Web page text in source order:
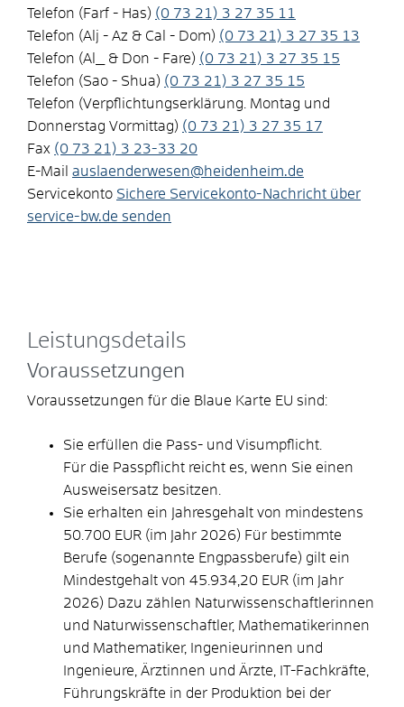
Telefon (Farf - Has) (0 73 21) 3 27 35 11
Telefon (Alj - Az & Cal - Dom) (0 73 21) 3 27 35 13
Telefon (Al_ & Don - Fare) (0 73 21) 3 27 35 15
Telefon (Sao - Shua) (0 73 21) 3 27 35 15
Telefon (Verpflichtungserklärung. Montag und
Donnerstag Vormittag) (0 73 21) 3 27 35 17
Fax (0 73 21) 3 23-33 20
E-Mail auslaenderwesen@heidenheim.de
Servicekonto Sichere Servicekonto-Nachricht über
service-bw.de senden
Leistungsdetails
Voraussetzungen
Voraussetzungen für die Blaue Karte EU sind:
Sie erfüllen die Pass- und Visumpflicht.
Für die Passpflicht reicht es, wenn Sie einen
Ausweisersatz besitzen.
Sie erhalten ein Jahresgehalt von mindestens
50.700 EUR (im Jahr 2026) Für bestimmte
Berufe (sogenannte Engpassberufe) gilt ein
Mindestgehalt von 45.934,20 EUR (im Jahr
2026) Dazu zählen Naturwissenschaftlerinnen
und Naturwissenschaftler, Mathematikerinnen
und Mathematiker, Ingenieurinnen und
Ingenieure, Ärztinnen und Ärzte, IT-Fachkräfte,
Führungskräfte in der Produktion bei der